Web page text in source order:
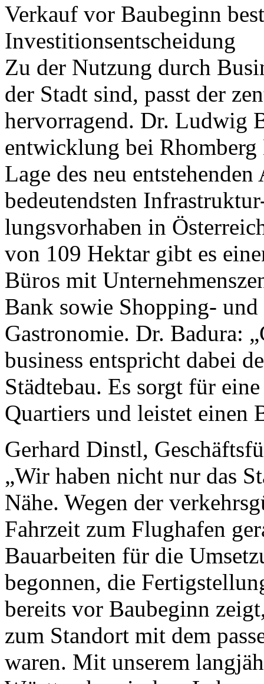
Verkauf vor Baubeginn
Investitionsentscheidung
Zu der Nutzung durch
der Stadt sind, passt der
hervorragend. Dr. Ludwig
entwicklung bei Rhomberg
Lage des neu
bedeutendsten
lungsvorhaben in
von 109 Hektar gibt es
Büros mit
Bank sowie Shopping-
Gastronomie. Dr. Badura:
business entspricht dabei
Städtebau. Es sorgt für
Quartiers und leistet einen
Gerhard Dinstl,
„Wir haben nicht nur das
Nähe. Wegen der
Fahrzeit zum Flughafen
Bauarbeiten für die
begonnen, die
bereits vor Baubeginn
zum Standort mit dem
waren. Mit unserem